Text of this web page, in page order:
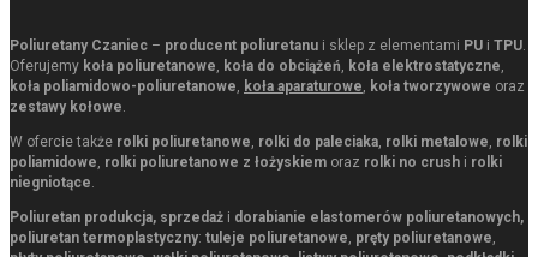
Poliuretany Czaniec – producent poliuretanu i sklep z elementami PU i TPU
Oferujemy koła poliuretanowe koła do obciążeń koła elektrostatyczne
koła poliamidowo-poliuretanowe
koła aparaturowe koła tworzywowe oraz
zestawy kołowe
W ofercie także rolki poliuretanowe rolki do paleciaka rolki metalowe rolki
poliamidowe rolki poliuretanowe z łożyskiem oraz rolki no crush i rolki
niegniotące
Poliuretan produkcja, sprzedaż i dorabianie elastomerów poliuretanowych,
poliuretan termoplastyczny: tuleje poliuretanowe pręty poliuretanowe